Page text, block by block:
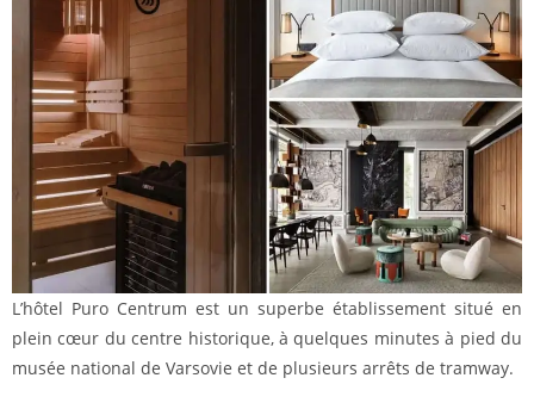
L’hôtel Puro Centrum est un superbe établissement situé en
plein cœur du centre historique, à quelques minutes à pied du
musée national de Varsovie et de plusieurs arrêts de tramway.